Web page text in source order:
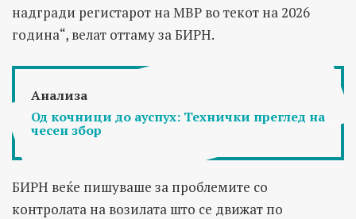
надгради регистарот на МВР во текот на 2026
година“, велат оттаму за БИРН.
Анализа
Од кочници до ауспух: Технички преглед на
чесен збор
БИРН веќе пишуваше за проблемите со
контролата на возилата што се движат по